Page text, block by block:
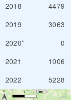
2018
4479
2019
3063
2020*
0
2021
1006
2022
5228